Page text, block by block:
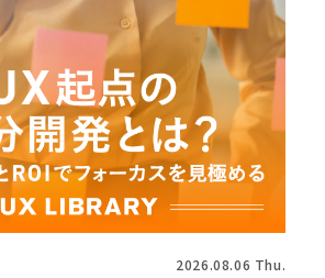
2026.08.06 Thu.